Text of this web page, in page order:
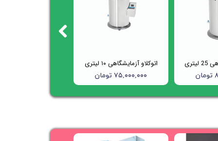
اتوکلاو آزمایشگاهی ۱۰ لیتری
۷۵,۰۰۰,۰۰۰ تومان